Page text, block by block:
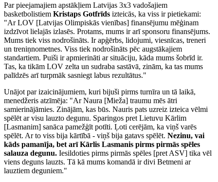
Par pieejamajiem apstākļiem Latvijas 3x3 vadošajiem
basketbolistiem Kristaps Gotfrīds izteicās, ka viss ir pietiekami:
"Ar LOV [Latvijas Olimpiskās vienības] finansējumu mēģinam
izdzīvot lielajās izlasēs. Protams, mums ir arī sponsoru finansējums.
Mums tiek viss nodrošināts. Ir apģērbs, lidojumi, viesnīcas, treneri
un treniņnometnes. Viss tiek nodrošināts pēc augstākajiem
standartiem. Puiši ir apmierināti ar situāciju, kāda mums šobrīd ir.
Tas, ka tikām LOV zelta un sudraba sastāvā, zinām, ka tas mums
palīdzēs arī turpmāk sasniegt labus rezultātus."
Unājot par izaicinājumiem, kuri bijuši pirms turnīra un tā laikā,
menedžeris atzīmēja: "Ar Naura [Mieža] traumu mēs ātri
samierinājāmies. Zinājām, kas būs. Nauris pats uzreiz izteica vēlmi
spēlēt ar visu lauzto degunu. Sparingos pret Lietuvu Kārlim
[Lasmanim] sanāca pamežģīt potīti. Ļoti cerējām, ka viņš varēs
spēlēt. Ar to viss bija kārtībā - viņš bija gatavs spēlēt. Nezinu, vai
kāds pamanīja, bet arī Kārlis Lasmanis pirms pirmās spēles
salauza degunu. Iesildoties pirms pirmās spēles [pret ASV] tika vēl
viens deguns lauzts. Tā kā mums komandā ir divi Betmeni ar
lauztiem deguniem."